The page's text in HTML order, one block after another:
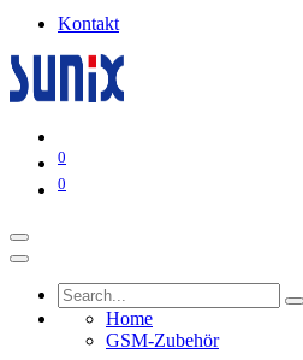
Kontakt
0
0
Home
GSM-Zubehör